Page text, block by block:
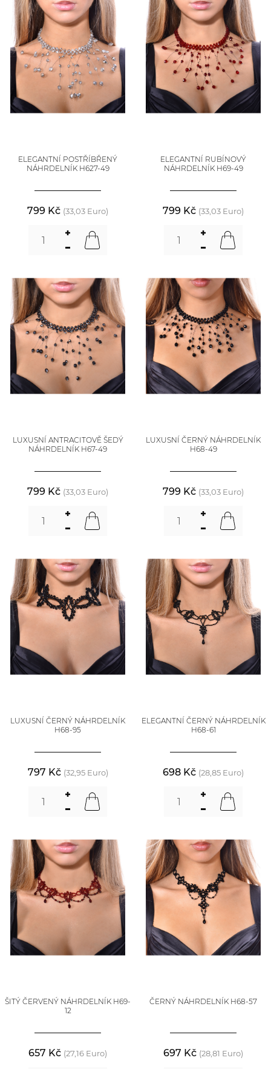
ELEGANTNÍ POSTŘÍBŘENÝ
NÁHRDELNÍK H627-49
799 Kč (33,03 Euro)
ELEGANTNÍ RUBÍNOVÝ
NÁHRDELNÍK H69-49
799 Kč (33,03 Euro)
LUXUSNÍ ANTRACITOVĚ ŠEDÝ
NÁHRDELNÍK H67-49
799 Kč (33,03 Euro)
LUXUSNÍ ČERNÝ NÁHRDELNÍK
H68-49
799 Kč (33,03 Euro)
LUXUSNÍ ČERNÝ NÁHRDELNÍK
H68-95
797 Kč (32,95 Euro)
ELEGANTNÍ ČERNÝ NÁHRDELNÍK
H68-61
698 Kč (28,85 Euro)
ŠITÝ ČERVENÝ NÁHRDELNÍK H69-
12
657 Kč (27,16 Euro)
ČERNÝ NÁHRDELNÍK H68-57
697 Kč (28,81 Euro)